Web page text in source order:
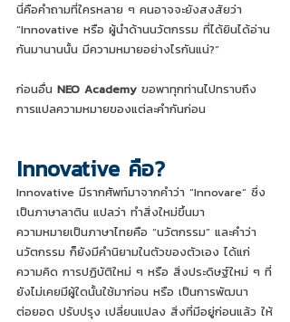
นี่คือคำถามที่ใครหลาย ๆ คนอาจจะยังสงสัยว่า
“Innovative หรือ ผู้นำด้านนวัตกรรม ที่ได้ยินได้อ่าน
กันมานานนั้น มีความหมายอย่างไรกันแน่?”
ก่อนอื่น NEO Academy ขอพาทุกท่านไปทราบถึง
การแปลความหมายของแต่ละคำกันก่อน
Innovative คือ?
Innovative มีรากศัพท์มาจากคำว่า “Innovare” ซึ่ง
เป็นภาษาลาติน แปลว่า ทำสิ่งใหม่ขึ้นมา
ความหมายเป็นภาษาไทยคือ “นวัตกรรม” และคำว่า
นวัตกรรม ก็ยังมีคำนิยามในตัวของตัวเอง ได้แก่
ความคิด การปฏิบัติใหม่ ๆ หรือ สิ่งประดิษฐ์ใหม่ ๆ ที่
ยังไม่เคยมีผู้ใดนั้นใช้มาก่อน หรือ เป็นการพัฒนา
ต่อยอด ปรับปรุง เปลี่ยนแปลง สิ่งที่มีอยู่ก่อนแล้ว ให้